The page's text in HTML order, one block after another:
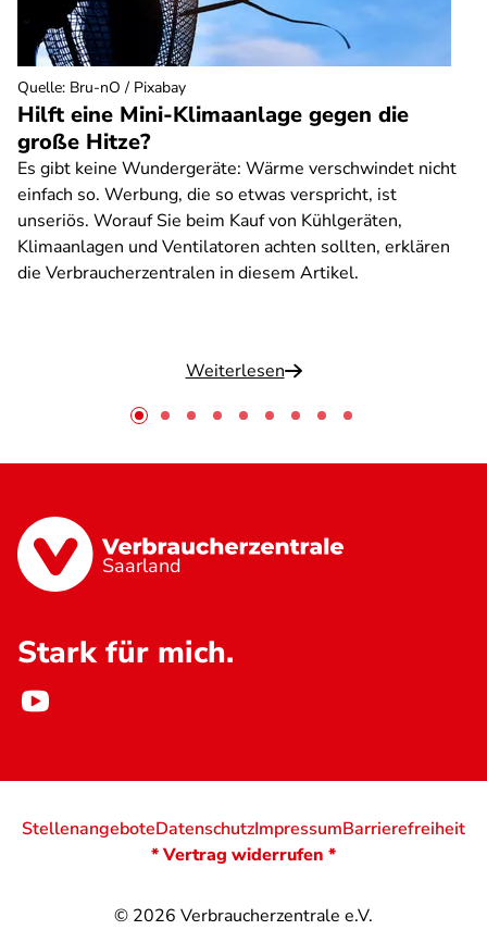
Hilft eine Mini-Klimaanlage gegen die
große Hitze?
Es gibt keine Wundergeräte: Wärme verschwindet nicht
einfach so. Werbung, die so etwas verspricht, ist
unseriös. Worauf Sie beim Kauf von Kühlgeräten,
Klimaanlagen und Ventilatoren achten sollten, erklären
die Verbraucherzentralen in diesem Artikel.
Weiterlesen
Quelle: Bru-nO / Pixabay
Saarland
Stark für mich.
© 2026 Verbraucherzentrale e.V.
StellenangeboteDatenschutzImpressumBarrierefreiheit
* Vertrag widerrufen *